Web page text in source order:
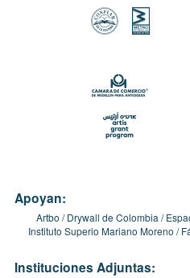
Apoyan:
Artbo Drywall de Colombia
Instituto Superio Mariano Moreno
Instituciones Adjuntas: